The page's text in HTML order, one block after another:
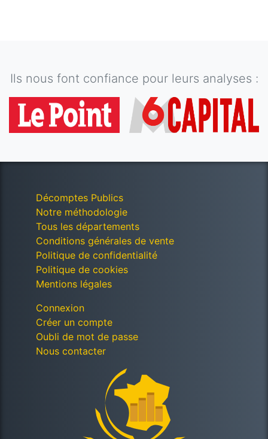
Ils nous font confiance pour leurs analyses :
Décomptes Publics
Notre méthodologie
Tous les départements
Conditions générales de vente
Politique de confidentialité
Politique de cookies
Mentions légales
Connexion
Créer un compte
Oubli de mot de passe
Nous contacter